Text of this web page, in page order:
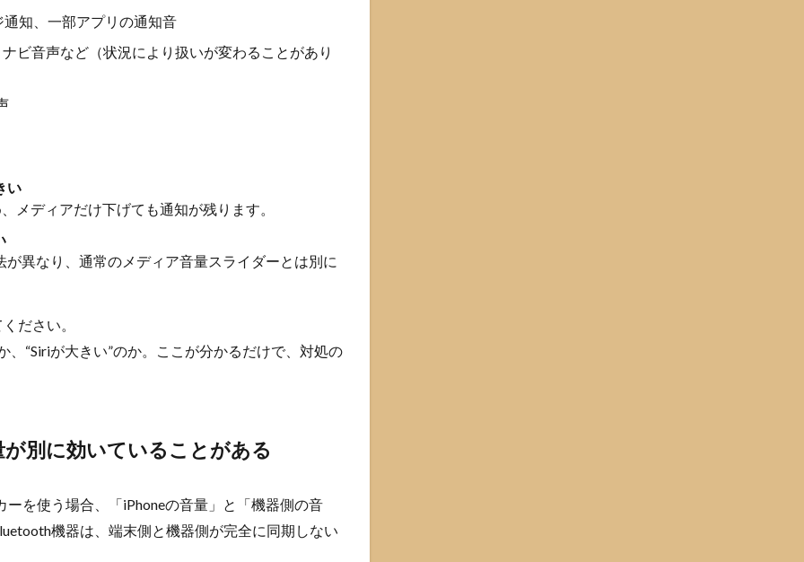
通知、一部アプリの通知音
ビ音声など（状況により扱いが変わることがあり
い
メディアだけ下げても通知が残ります。
異なり、通常のメディア音量スライダーとは別に
ださい。
、“Siriが大きい”のか。ここが分かるだけで、対処の
別に効いていることがある
を使う場合、「iPhoneの音量」と「機器側の音
機器は、端末側と機器側が完全に同期しない